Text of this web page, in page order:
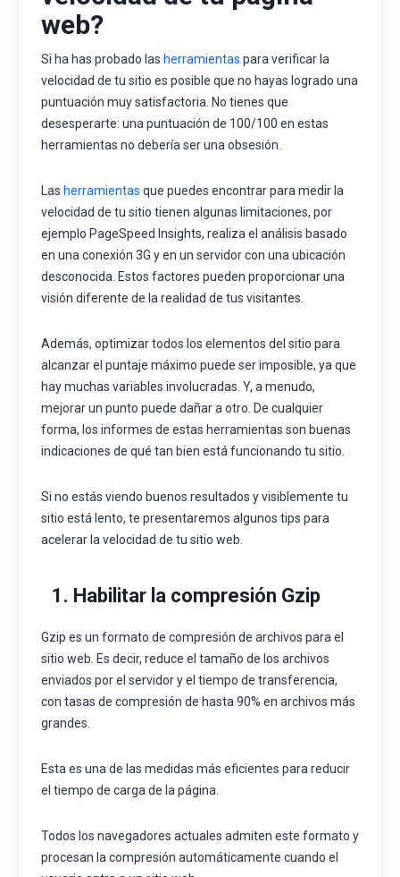
web?
Si ha has probado las herramientas para verificar la
velocidad de tu sitio es posible que no hayas logrado una
puntuación muy satisfactoria. No tienes que
desesperarte: una puntuación de 100/100 en estas
herramientas no debería ser una obsesión.
Las herramientas que puedes encontrar para medir la
velocidad de tu sitio tienen algunas limitaciones, por
ejemplo PageSpeed Insights, realiza el análisis basado
en una conexión 3G y en un servidorcon una ubicación
desconocida. Estos factores pueden proporcionar una
visión diferente de la realidad de tus visitantes.
Además, optimizar todos los elementos del sitio para
alcanzar el puntaje máximo puede ser imposible, ya que
hay muchas variables involucradas. Y, a menudo,
mejorar un punto puede dañar a otro. De cualquier
forma, los informes de estas herramientas son buenas
indicaciones de qué tan bien está funcionando tu sitio.
Si no estás viendo buenos resultados y visiblemente tu
sitio está lento, te presentaremos algunos tips para
acelerar la velocidad de tu sitio web.
1. Habilitar la compresión Gzip
Gzip es un formato de compresión de archivos para el
sitio web. Es decir, reduce el tamaño de los archivos
enviados por el servidor y el tiempo de transferencia,
con tasas de compresión de hasta 90% en archivos más
grandes.
Esta es una de las medidas más eficientes para reducir
el tiempo de carga de la página.
Todos los navegadores actuales admiten este formato y
procesan la compresión automáticamente cuando el